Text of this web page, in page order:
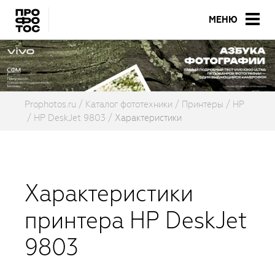
МЕНЮ
Prophotos.ru Каталог фототехники Принтеры
HP
HP DeskJet 9803
Характеристики
Характеристики
принтера HP DeskJet
9803